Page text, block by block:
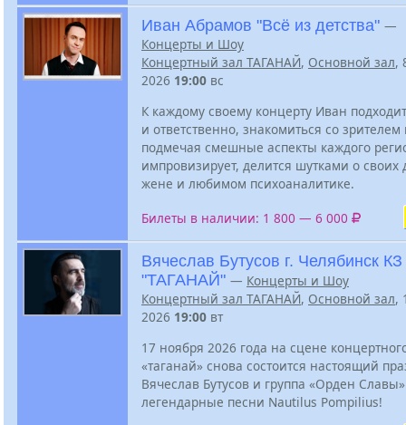
Иван Абрамов "Всё из детства" —
Концерты и Шоу
Концертный зал ТАГАНАЙ, Основной зал,
2026 19:00 вс
К каждому своему концерту Иван
и ответственно, знакомиться со зрителем
подмечая смешные аспекты каждого
импровизирует, делится шутками о своих
жене и любимом психоаналитике.
Билеты в наличии: 1 800 — 6 000
Вячеслав Бутусов г. Челябинск КЗ
"ТАГАНАЙ" — Концерты и Шоу
Концертный зал ТАГАНАЙ, Основной зал,
2026 19:00 вт
17 ноября 2026 года на сцене
«таганай» снова состоится настоящий
Вячеслав Бутусов и группа «Орден
легендарные песни Nautilus Pompilius!